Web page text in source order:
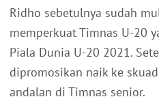
Ridho sebetulnya sudah
memperkuat Timnas U-20
Piala Dunia U-20 2021.
dipromosikan naik ke
andalan di Timnas senior.